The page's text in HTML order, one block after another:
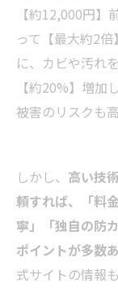
【約12,000円
って【最大約2
に、カビや汚れ
【約20%】増
被害のリスクも
しかし、 高い技
頼すれば、「料
寧」「独自の防
ポイントが多数
式サイトの情報